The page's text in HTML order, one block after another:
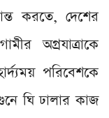
করতে, দেশের
অগ্রযাত্রাকে
পরিবেশকে
ঘি ঢালার কাজ